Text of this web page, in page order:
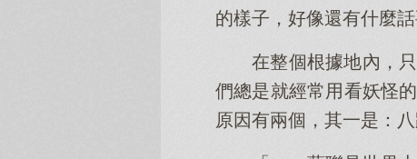
的樣子，好像還有什麼話
在整個根據地內，
們總是就經常用看妖怪
原因有兩個，其一是：